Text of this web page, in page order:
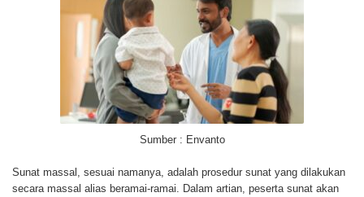
Sumber : Envanto
Sunat massal, sesuai namanya, adalah prosedur sunat yang dilakukan
secara massal alias beramai-ramai. Dalam artian, peserta sunat akan